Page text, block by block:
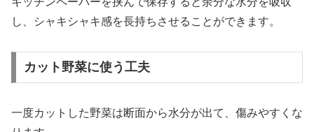
し、シャキシャキ感を長持ちさせることができます。
カット野菜に使う工夫
一度カットした野菜は断面から水分が出て、傷みやすくな